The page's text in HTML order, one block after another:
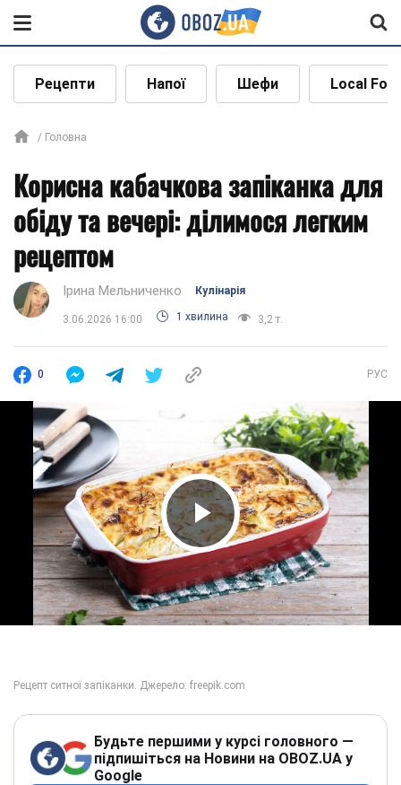
Рецепти Напої Шефи Local
Головна
Корисна кабачкова запіканка для
обіду та вечері: ділимося легким
рецептом
Ірина Мельниченко Кулінарія
3.06.2026 16:00 1 хвилина 3,2 т.
0 РУС
Play Video
Будьте першими у курсі головного —
підпишіться на Новини на OBOZ.UA у
Google